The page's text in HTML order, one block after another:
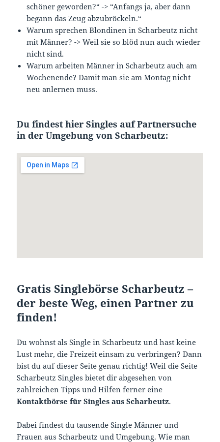
schöner geworden?“ -> “Anfangs ja, aber dann
begann das Zeug abzubröckeln.“
Warum sprechen Blondinen in Scharbeutz nicht
mit Männer? -> Weil sie so blöd nun auch wieder
nicht sind.
Warum arbeiten Männer in Scharbeutz auch am
Wochenende? Damit man sie am Montag nicht
neu anlernen muss.
Du findest hier Singles auf Partnersuche
in der Umgebung von Scharbeutz:
Gratis Singlebörse Scharbeutz –
der beste Weg, einen Partner zu
finden!
Du wohnst als Single in Scharbeutz und hast keine
Lust mehr, die Freizeit einsam zu verbringen? Dann
bist du auf dieser Seite genau richtig! Weil die Seite
Scharbeutz Singles bietet dir abgesehen von
zahlreichen Tipps und Hilfen ferner eine
Kontaktbörse für Singles aus Scharbeutz.
Dabei findest du tausende Single Männer und
Frauen aus Scharbeutz und Umgebung. Wie man